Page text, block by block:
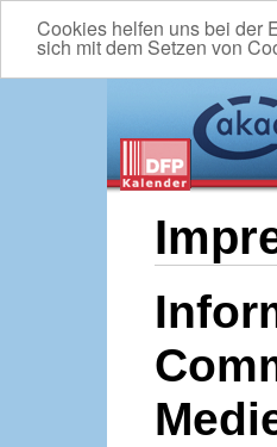
Cookies helfen uns bei der
sich mit dem Setzen von